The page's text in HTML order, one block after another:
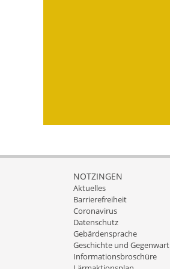
NOTZINGEN
Aktuelles
Barrierefreiheit
Coronavirus
Datenschutz
Gebärdensprache
Geschichte und Gegenwart
Informationsbroschüre